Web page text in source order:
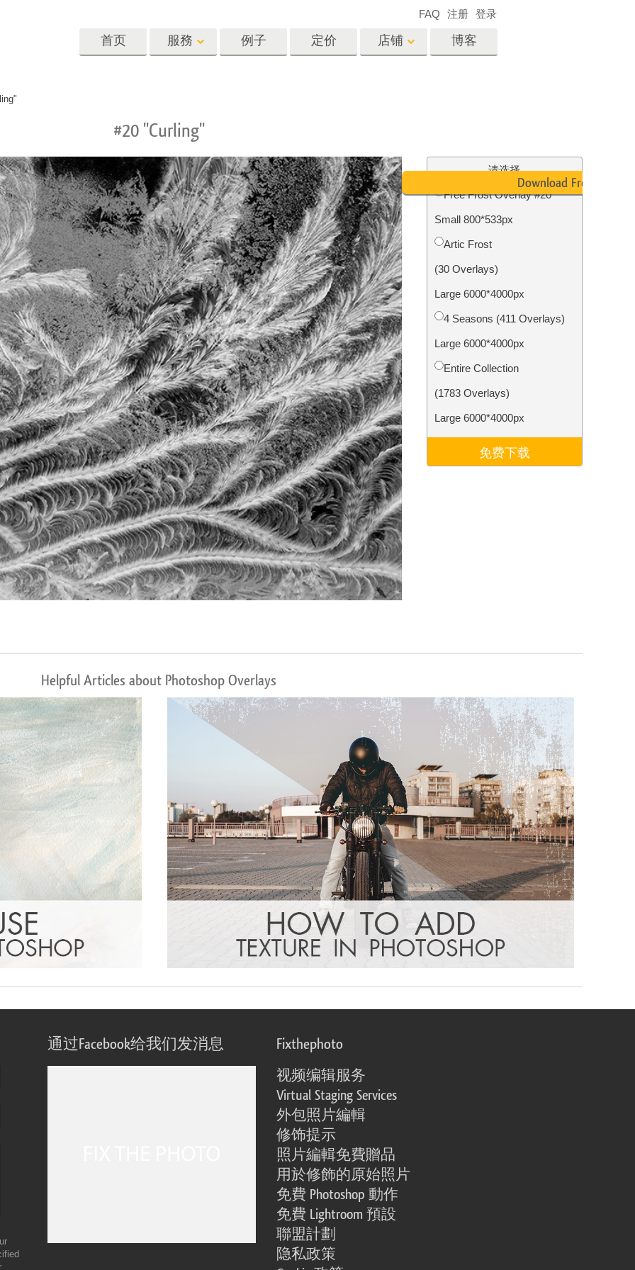
首页 服務
片编辑服务 人工智能生成的服装模型 图像处理服务 照片修复服务
修图服务 珠宝修饰服务 AI训练数据 Video Editing Services
例子 定价 店铺
预设
Photoshop 动作
Photoshop 疊加
Photoshop 紋理
Ps 动作 整个合集
Ps覆盖整个收藏
情人节贺卡
婚礼请柬
儿童生日请柬
博客
FAQ 注册 登录
#20 "Curling"
请选择
Free Frost Overlay #20
Small 800*533px
Artic Frost
(30 Overlays)
Large 6000*4000px
4 Seasons (411 Overlays)
Large 6000*4000px
Entire Collection
(1783 Overlays)
Large 6000*4000px
免费下载
Download Free
Helpful Articles about Photoshop Overlays
通过Facebook给我们发消息 Fixthephoto
视频编辑服务
Virtual Staging Services
外包照片編輯
修饰提示
照片編輯免費贈品
用於修飾的原始照片
免費 Photoshop 動作
免費 Lightroom 預設
聯盟計劃
隐私政策